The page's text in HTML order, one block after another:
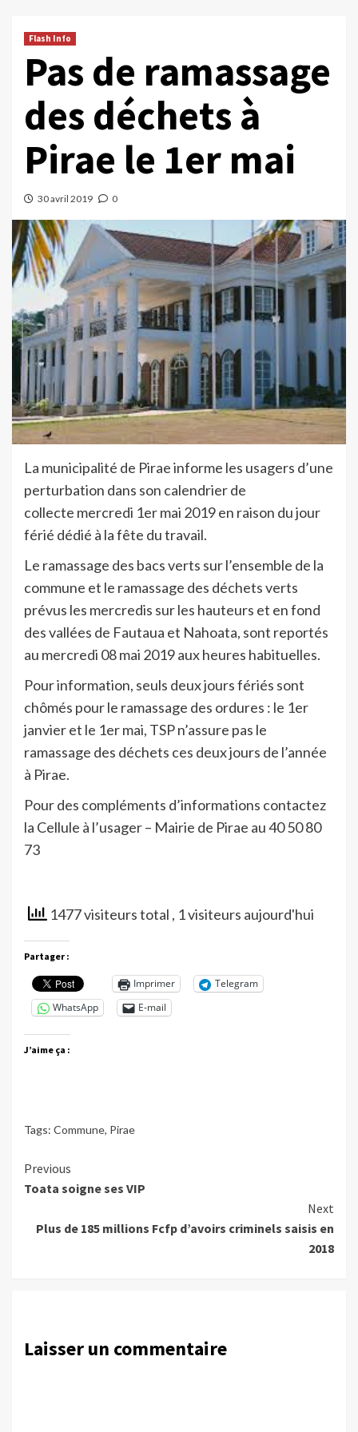
Flash Info
Pas de ramassage
des déchets à
Pirae le 1er mai
30 avril 2019 0
La municipalité de Pirae informe les usagers d’une
perturbation dans son calendrier de
collecte mercredi 1er mai 2019 en raison du jour
férié dédié à la fête du travail.
Le ramassage des bacs verts sur l’ensemble de la
commune et le ramassage des déchets verts
prévus les mercredis sur les hauteurs et en fond
des vallées de Fautaua et Nahoata, sont reportés
au mercredi 08 mai 2019 aux heures habituelles.
Pour information, seuls deux jours fériés sont
chômés pour le ramassage des ordures : le 1er
janvier et le 1er mai, TSP n’assure pas le
ramassage des déchets ces deux jours de l’année
à Pirae.
Pour des compléments d’informations contactez
la Cellule à l’usager – Mairie de Pirae au 40 50 80
73
1477 visiteurs total , 1 visiteurs aujourd'hui
Partager :
Imprimer
Telegram
WhatsApp
E-mail
J’aime ça :
Tags: Commune, Pirae
Continue
Reading
Previous
Toata soigne ses VIP
Next
Plus de 185 millions Fcfp d’avoirs criminels saisis en
2018
Laisser un commentaire